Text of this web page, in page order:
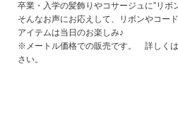
卒業・入学の髪飾りやコサージュに”リボ
そんなお声にお応えして、リボンやコー
アイテムは当日のお楽しみ♪
※メートル価格での販売です。 詳しく
さい。